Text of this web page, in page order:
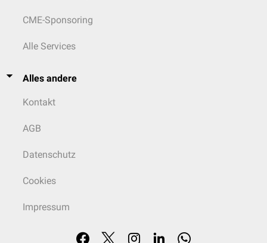
CME-Sponsoring
Alle Services
Alles andere
Kontakt
AGB
Datenschutz
Cookies
Impressum